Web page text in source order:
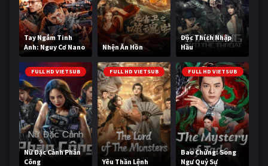
Tay Ngắm Tinh
Anh: Nguy Cơ Nano
Nhện Ăn Hồn
Độc Thích Nhập
Hầu
FULL HD VIETSUB
Nữ Đặc Cảnh Phản
Công
FULL HD VIETSUB
Yêu Thần Lệnh
FULL HD VIETSUB
Bao Chửng: Song
Ngư Quỷ Sự